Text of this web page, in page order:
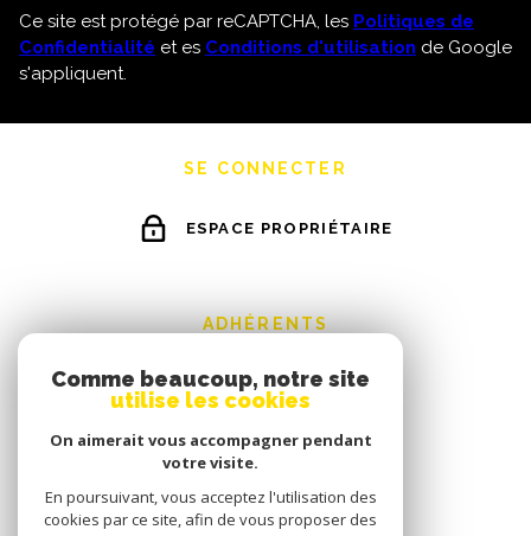
Ce site est protégé par reCAPTCHA, les Politiques de
Confidentialité et es Conditions d'utilisation de Google
s'appliquent.
SE CONNECTER
ESPACE PROPRIÉTAIRE
ADHÉRENTS
Comme beaucoup, notre site
utilise les cookies
On aimerait vous accompagner pendant
votre visite.
En poursuivant, vous acceptez l'utilisation des
cookies par ce site, afin de vous proposer des